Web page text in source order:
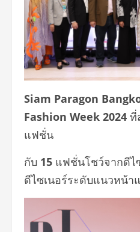
Siam Paragon
Fashion Week 2024 ที่
แฟชั่น
กับ 15 แฟชั่นโชว์จากดีไ
ดีไซเนอร์ระดับแนวหน้า